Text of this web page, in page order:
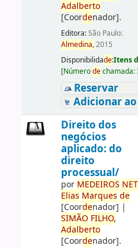
Adalberto
[Coordenador].
Editora:São Paulo:
Almedina,2015
Disponibilidade:Itens
[Númerodechamada:
Reservar
Adicionar
Direito dos
negócios
aplicado: do
direito
processual/
por MEDEIROS
Elias Marques de
[Coordenador] |
SIMÃO FILHO,
Adalberto
[Coordenador].